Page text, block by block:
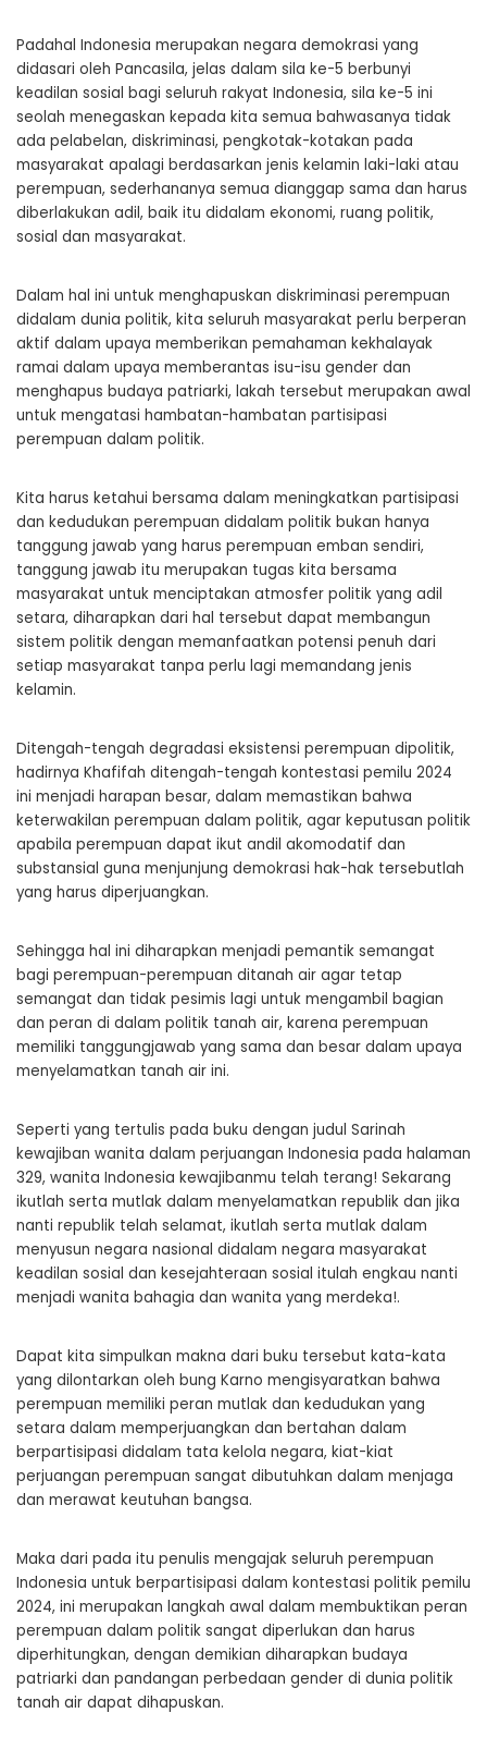
Padahal Indonesia merupakan negara demokrasi yang
didasari oleh Pancasila, jelas dalam sila ke-5 berbunyi
keadilan sosial bagi seluruh rakyat Indonesia, sila ke-5 ini
seolah menegaskan kepada kita semua bahwasanya tidak
ada pelabelan, diskriminasi, pengkotak-kotakan pada
masyarakat apalagi berdasarkan jenis kelamin laki-laki atau
perempuan, sederhananya semua dianggap sama dan harus
diberlakukan adil, baik itu didalam ekonomi, ruang politik,
sosial dan masyarakat.
Dalam hal ini untuk menghapuskan diskriminasi perempuan
didalam dunia politik, kita seluruh masyarakat perlu berperan
aktif dalam upaya memberikan pemahaman kekhalayak
ramai dalam upaya memberantas isu-isu gender dan
menghapus budaya patriarki, lakah tersebut merupakan awal
untuk mengatasi hambatan-hambatan partisipasi
perempuan dalam politik.
Kita harus ketahui bersama dalam meningkatkan partisipasi
dan kedudukan perempuan didalam politik bukan hanya
tanggung jawab yang harus perempuan emban sendiri,
tanggung jawab itu merupakan tugas kita bersama
masyarakat untuk menciptakan atmosfer politik yang adil
setara, diharapkan dari hal tersebut dapat membangun
sistem politik dengan memanfaatkan potensi penuh dari
setiap masyarakat tanpa perlu lagi memandang jenis
kelamin.
Ditengah-tengah degradasi eksistensi perempuan dipolitik,
hadirnya Khafifah ditengah-tengah kontestasi pemilu 2024
ini menjadi harapan besar, dalam memastikan bahwa
keterwakilan perempuan dalam politik, agar keputusan politik
apabila perempuan dapat ikut andil akomodatif dan
substansial guna menjunjung demokrasi hak-hak tersebutlah
yang harus diperjuangkan.
Sehingga hal ini diharapkan menjadi pemantik semangat
bagi perempuan-perempuan ditanah air agar tetap
semangat dan tidak pesimis lagi untuk mengambil bagian
dan peran di dalam politik tanah air, karena perempuan
memiliki tanggungjawab yang sama dan besar dalam upaya
menyelamatkan tanah air ini.
Seperti yang tertulis pada buku dengan judul Sarinah
kewajiban wanita dalam perjuangan Indonesia pada halaman
329, wanita Indonesia kewajibanmu telah terang! Sekarang
ikutlah serta mutlak dalam menyelamatkan republik dan jika
nanti republik telah selamat, ikutlah serta mutlak dalam
menyusun negara nasional didalam negara masyarakat
keadilan sosial dan kesejahteraan sosial itulah engkau nanti
menjadi wanita bahagia dan wanita yang merdeka!.
Dapat kita simpulkan makna dari buku tersebut kata-kata
yang dilontarkan oleh bung Karno mengisyaratkan bahwa
perempuan memiliki peran mutlak dan kedudukan yang
setara dalam memperjuangkan dan bertahan dalam
berpartisipasi didalam tata kelola negara, kiat-kiat
perjuangan perempuan sangat dibutuhkan dalam menjaga
dan merawat keutuhan bangsa.
Maka dari pada itu penulis mengajak seluruh perempuan
Indonesia untuk berpartisipasi dalam kontestasi politik pemilu
2024, ini merupakan langkah awal dalam membuktikan peran
perempuan dalam politik sangat diperlukan dan harus
diperhitungkan, dengan demikian diharapkan budaya
patriarki dan pandangan perbedaan gender di dunia politik
tanah air dapat dihapuskan.